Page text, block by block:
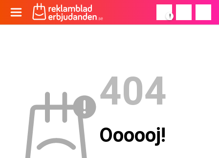
!
404
Oooooj!